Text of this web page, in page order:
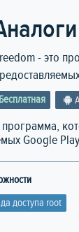
- это
Бесплатная
программа,
Google
доступа root